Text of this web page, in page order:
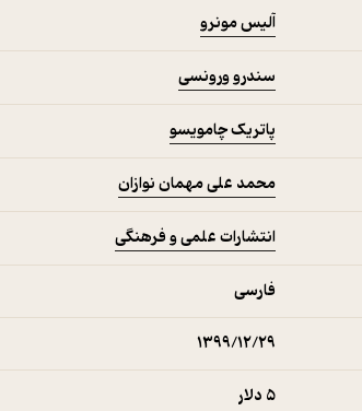
آلیس مونرو
سندرو ورونسی
پاتریک چامویسو
محمد علی مهمان نوازان
انتشارات علمی و فرهنگی
فارسی
۱۳۹۹/۱۲/۲۹
5 دلار